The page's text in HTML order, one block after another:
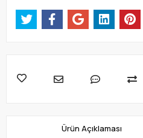
Ürün Açıklaması